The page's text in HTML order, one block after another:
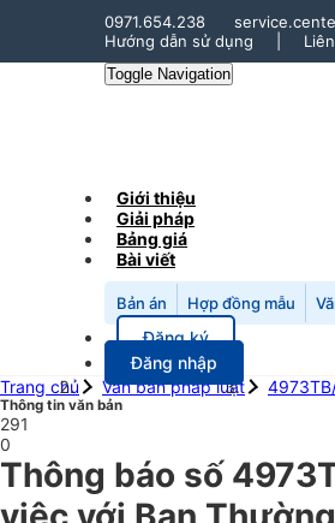
0971.654.238
Hướng dẫn sử dụng
Toggle Navigation
Giới thiệu
Giải pháp
Bảng giá
Bài viết
Bản án Hợp đồng mẫu
Đăng ký
Đăng nhập
Trang chủ
Văn bản pháp luật
Thông tin văn bản
291
0
Thông báo số